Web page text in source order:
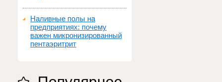
Наливные полы на
предприятиях: почему
важен микронизированный
пентаэритрит